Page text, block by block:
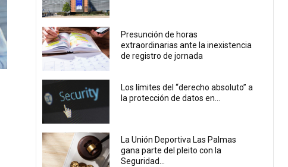
Presunción de horas
extraordinarias ante la inexistencia
de registro de jornada
Los límites del “derecho absoluto” a
la protección de datos en...
La Unión Deportiva Las Palmas
gana parte del pleito con la
Seguridad...